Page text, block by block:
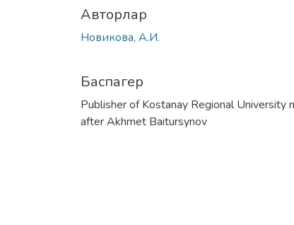
Авторлар
Новикова, А.И.
Баспагер
Publisher of Kostanay Regional University
after Akhmet Baitursynov